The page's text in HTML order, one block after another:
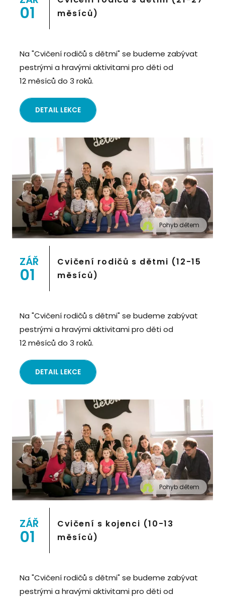
01
měsíců)
Na "Cvičení rodičů s dětmi" se budeme zabývat
pestrými a hravými aktivitami pro děti od
12 měsíců do 3 roků.
DETAIL LEKCE
" alt="Cvičení pro děti "Pohyb dětem", Praha 2,
Prostor 8">
Pohyb dětem
ZÁŘ
01
Cvičení rodičů s dětmi (12-15
měsíců)
Na "Cvičení rodičů s dětmi" se budeme zabývat
pestrými a hravými aktivitami pro děti od
12 měsíců do 3 roků.
DETAIL LEKCE
" alt="Cvičení pro děti "Pohyb dětem", Praha 2,
Prostor 8">
Pohyb dětem
ZÁŘ
01
Cvičení s kojenci (10-13
měsíců)
Na "Cvičení rodičů s dětmi" se budeme zabývat
pestrými a hravými aktivitami pro děti od